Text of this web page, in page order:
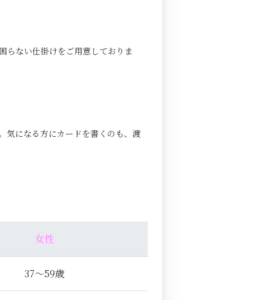
らない仕掛けをご用意しておりま
気になる方にカードを書くのも、渡
女性
37～59歳